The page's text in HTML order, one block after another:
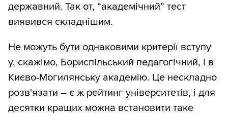
державний. Так от, “академічний” тест
виявився складнішим.
Не можуть бути однаковими критерії вступу
у, скажімо, Бориспільський педагогічний, і в
Києво-Могилянську академію. Це нескладно
розв'язати – є ж рейтинг університетів, і для
десятки кращих можна встановити таке